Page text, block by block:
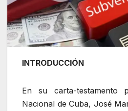
INTRODUCCIÓN
En su carta-testamento
Nacional de Cuba, José